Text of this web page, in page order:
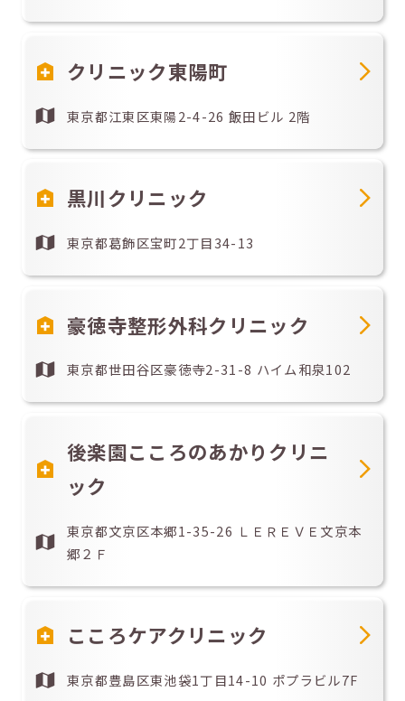
クリニック東陽町
東京都江東区東陽2-4-26 飯田ビル 2階
黒川クリニック
東京都葛飾区宝町2丁目34-13
豪徳寺整形外科クリニック
東京都世田谷区豪徳寺2-31-8 ハイム和泉102
後楽園こころのあかりクリニ
ック
東京都文京区本郷1-35-26 ＬＥＲＥＶＥ文京本
郷２Ｆ
こころケアクリニック
東京都豊島区東池袋1丁目14-10 ポプラビル7F